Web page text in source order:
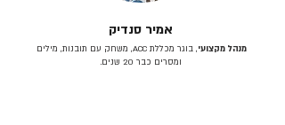
אמיר סנדיק
מנהל מקצועי
, בוגר מכללת ACC, משחק עם תובנות, מילים
ומסרים כבר 20 שנים.